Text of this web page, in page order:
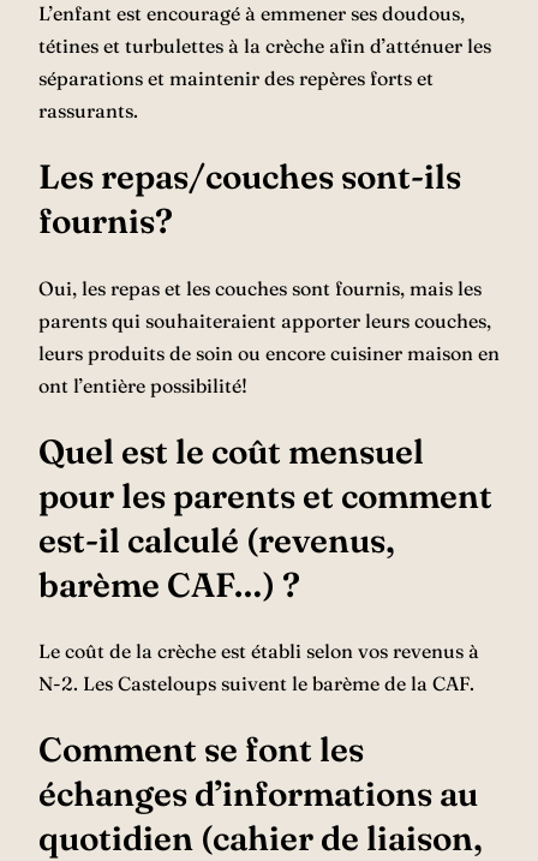
L’enfant est encouragé à emmener ses doudous,
tétines et turbulettes à la crèche afin d’atténuer les
séparations et maintenir des repères forts et
rassurants.
Les repas/couches sont-ils
fournis?
Oui, les repas et les couches sont fournis, mais les
parents qui souhaiteraient apporter leurs couches,
leurs produits de soin ou encore cuisiner maison en
ont l’entière possibilité!
Quel est le coût mensuel
pour les parents et comment
est-il calculé (revenus,
barème CAF…) ?
Le coût de la crèche est établi selon vos revenus à
N-2. Les Casteloups suivent le barème de la CAF.
Comment se font les
échanges d’informations au
quotidien (cahier de liaison,